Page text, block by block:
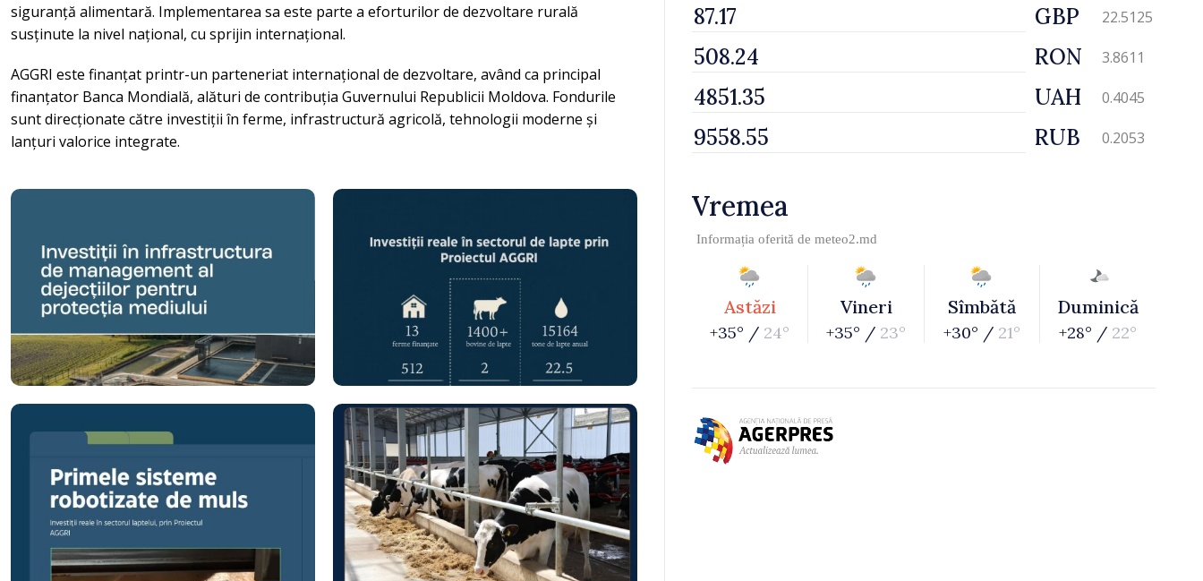
siguranță alimentară. Implementarea sa este parte a eforturilor de dezvoltare rurală
susținute la nivel național, cu sprijin internațional.
AGGRI este finanțat printr-un parteneriat internațional de dezvoltare, având ca principal
finanțator Banca Mondială, alături de contribuția Guvernului Republicii Moldova. Fondurile
sunt direcționate către investiții în ferme, infrastructură agricolă, tehnologii moderne și
lanțuri valorice integrate.
GBP 22.5125
RON 3.8611
UAH 0.4045
RUB 0.2053
Vremea
Informația oferită de meteo2.md
Astăzi
+35° / 24°
Vineri
+35° / 23°
Sîmbătă
+30° / 21°
Duminică
+28° / 22°